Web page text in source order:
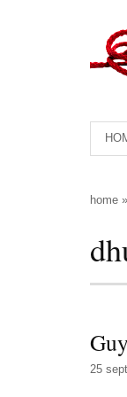
home »
25